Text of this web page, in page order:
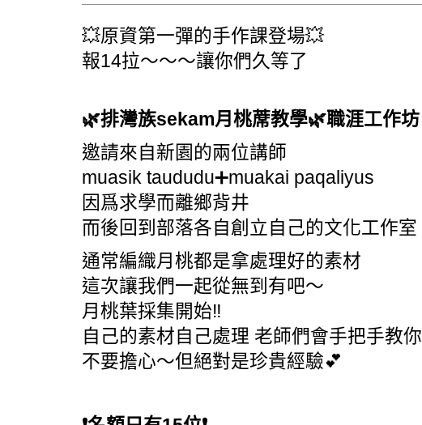
💥原資第一彈的手作課登場💥
報14拉～～～讓你們久等了
🌿排灣族sekam月桃蓆教學🌿職涯工作坊
邀請來自新園的兩位講師
muasik taududu➕muakai paqaliyus
因爲求學而離鄉背井
而後回到部落各自創立自己的文化工作室
通常編織月桃都是拿處理好的素材
這次讓我們一起從無到有吧～
月桃葉採集開始‼️
自己的素材自己處理 老師們會手把手教你
不要擔心～但絕對是珍貴經驗💕